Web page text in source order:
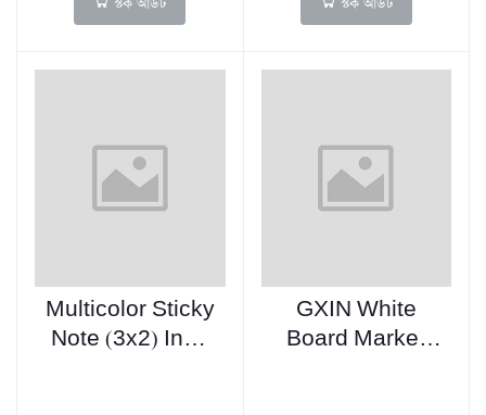
Multicolor Sticky
Note (3x2) Inch
GXIN White
Board Marker